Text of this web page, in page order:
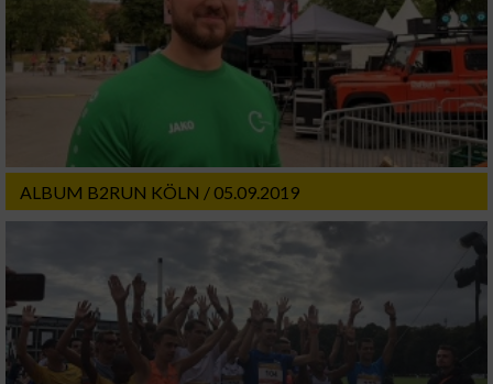
ALBUM B2RUN KÖLN / 05.09.2019
Werbung